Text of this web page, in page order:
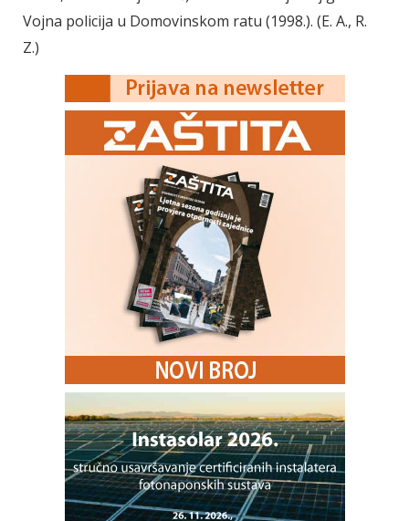
Vojna policija u Domovinskom ratu (1998.). (E. A., R.
Z.)